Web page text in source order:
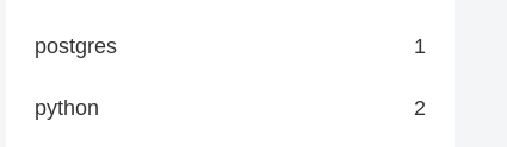
postgres 1
python 2